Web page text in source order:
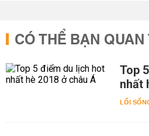
CÓ THỂ BẠN
Top
nhất
LỐI